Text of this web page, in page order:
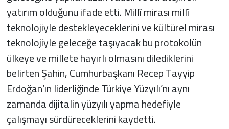
yatırım olduğunu ifade etti. Millî mirası millî
teknolojiyle destekleyeceklerini ve kültürel mirası
teknolojiyle geleceğe taşıyacak bu protokolün
ülkeye ve millete hayırlı olmasını dilediklerini
belirten Şahin, Cumhurbaşkanı Recep Tayyip
Erdoğan’ın liderliğinde Türkiye Yüzyılı’nı aynı
zamanda dijitalin yüzyılı yapma hedefiyle
çalışmayı sürdüreceklerini kaydetti.